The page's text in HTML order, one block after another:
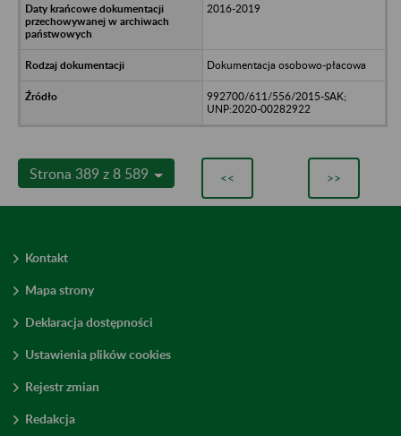
2016-2019
Dokumentacja osobowo-płacowa
992700/611/556/2015-SAK;
UNP:2020-00282922
Strona 389 z 8 589 << >>
Kontakt
Mapa strony
Deklaracja dostępności
Ustawienia plików cookies
Rejestr zmian
Redakcja